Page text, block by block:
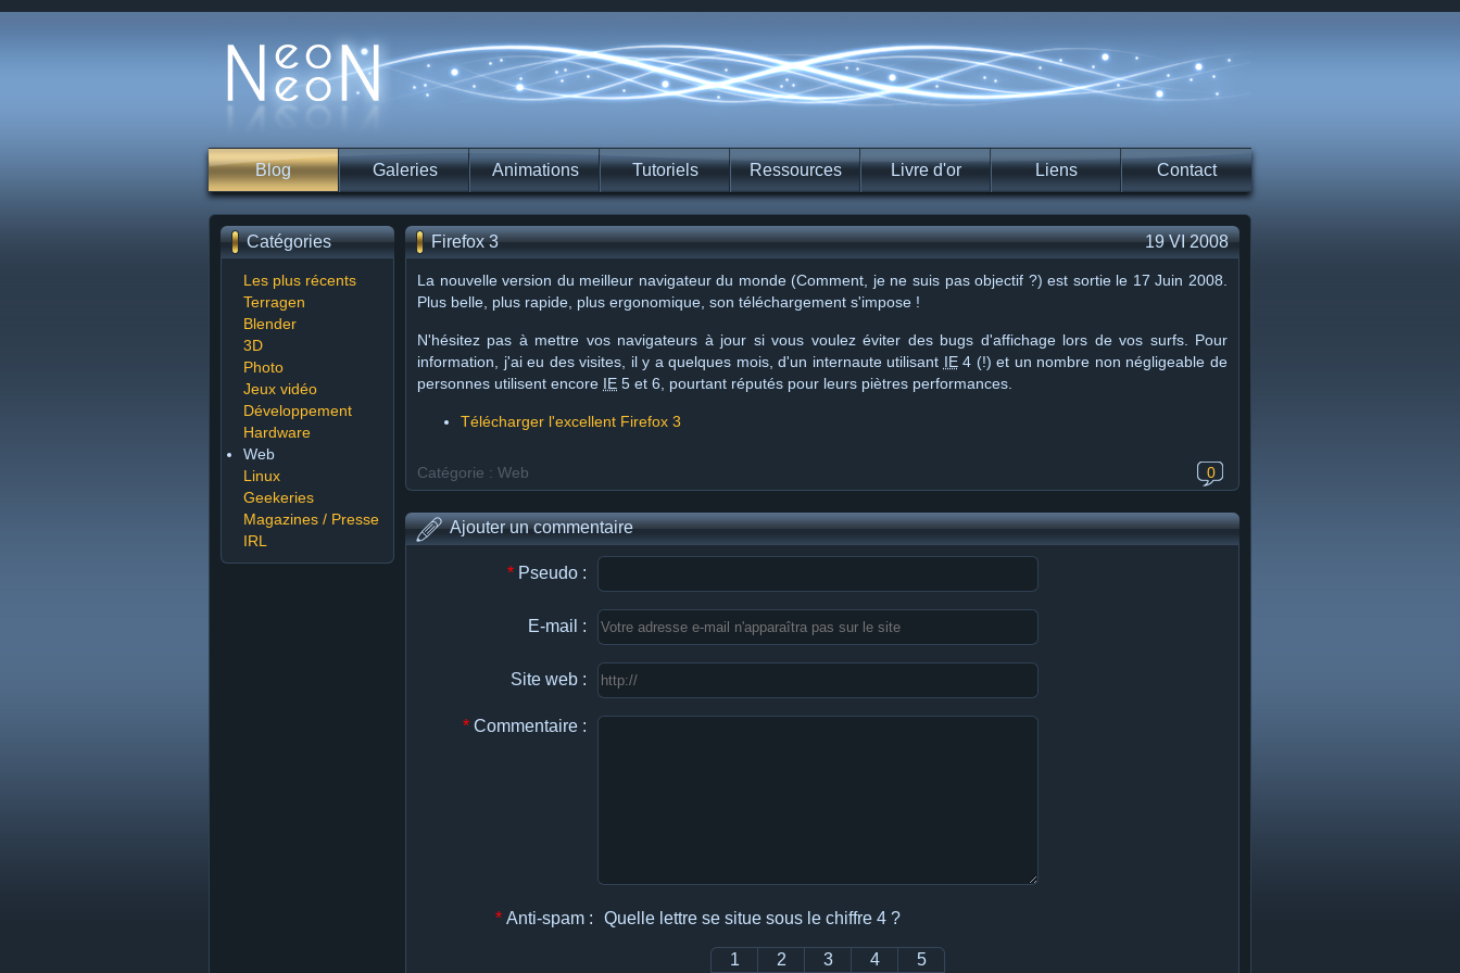
Blog Galeries Animations Tutoriels Ressources Livre d'or Liens Contact
Catégories
Les plus récents
Terragen
Blender
3D
Photo
Jeux vidéo
Développement
Hardware
Web
Linux
Geekeries
Magazines / Presse
IRL
Firefox 3 19 VI 2008
La nouvelle version du meilleur navigateur du monde (Comment, je ne suis pas objectif ?) est sortie le 17 Juin 2008.
Plus belle, plus rapide, plus ergonomique, son téléchargement s'impose !
N'hésitez pas à mettre vos navigateurs à jour si vous voulez éviter des bugs d'affichage lors de vos surfs. Pour
information, j'ai eu des visites, il y a quelques mois, d'un internaute utilisant IE4 (!) et un nombre non négligeable de
personnes utilisent encore IE 5 et 6, pourtant réputés pour leurs piètres performances.
Télécharger l'excellent Firefox 3
Catégorie : Web 0
Ajouter un commentaire
* Pseudo :
E-mail :
Site web :
* Commentaire :
* Anti-spam : Quelle lettre se situe sous le chiffre 4 ?
1 2 3 4 5